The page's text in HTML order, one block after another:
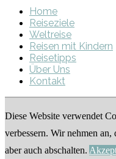
Home
Reiseziele
Weltreise
Reisen mit Kindern
Reisetipps
Über Uns
Kontakt
Diese Website verwendet
verbessern. Wir nehmen
aber auch abschalten.